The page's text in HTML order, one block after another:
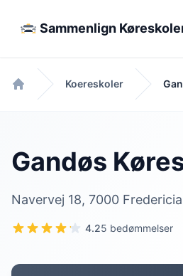
Sammenlign
Forside
Koereskoler
Gandøs
Navervej 18, 7000
4.25 bedømmelser